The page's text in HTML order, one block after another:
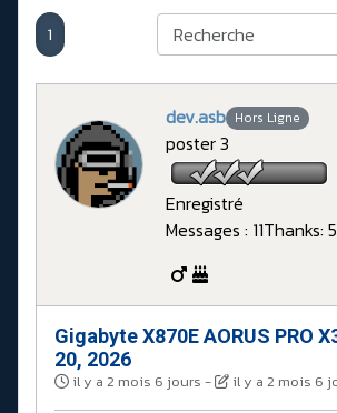
1
dev.asb Hors Ligne
poster 3
Enregistré
Messages : 11Thanks: 5
Gigabyte X870E AORUS PRO
20, 2026
il y a 2 mois 6 jours - il y a 2 mois 6